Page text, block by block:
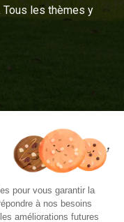
Tous les thèmes y
pour vous garantir la
à nos besoins
améliorations futures